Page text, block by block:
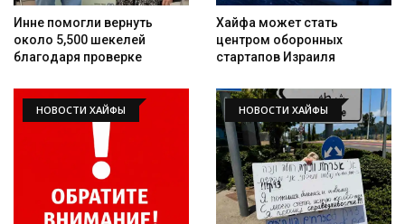
Инне помогли вернуть
около 5,500 шекелей
благодаря проверке
Хайфа может стать
центром оборонных
стартапов Израиля
НОВОСТИ ХАЙФЫ НОВОСТИ ХАЙФЫ